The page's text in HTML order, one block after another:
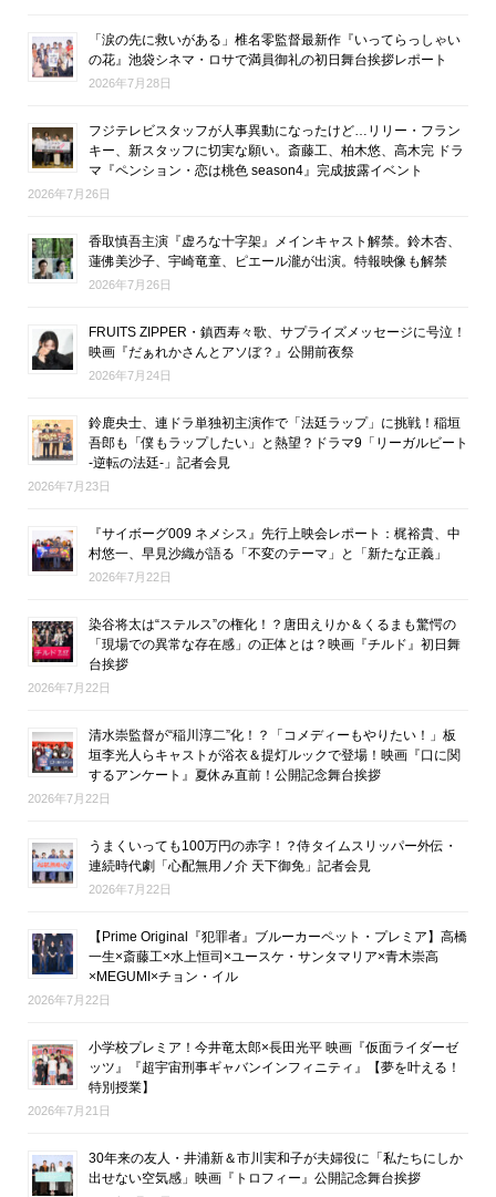
「涙の先に救いがある」椎名零監督最新作『いってらっしゃい
の花』池袋シネマ・ロサで満員御礼の初日舞台挨拶レポート
2026年7月28日
フジテレビスタッフが人事異動になったけど…リリー・フラン
キー、新スタッフに切実な願い。斎藤工、柏木悠、高木完 ドラ
マ『ペンション・恋は桃色 season4』完成披露イベント
2026年7月26日
香取慎吾主演『虚ろな十字架』メインキャスト解禁。鈴木杏、
蓮佛美沙子、宇崎竜童、ピエール瀧が出演。特報映像も解禁
2026年7月26日
FRUITS ZIPPER・鎮西寿々歌、サプライズメッセージに号泣！
映画『だぁれかさんとアソぼ？』公開前夜祭
2026年7月24日
鈴鹿央士、連ドラ単独初主演作で「法廷ラップ」に挑戦！稲垣
吾郎も「僕もラップしたい」と熱望？ドラマ9「リーガルビート
-逆転の法廷-」記者会見
2026年7月23日
『サイボーグ009 ネメシス』先行上映会レポート：梶裕貴、中
村悠一、早見沙織が語る「不変のテーマ」と「新たな正義」
2026年7月22日
染谷将太は“ステルス”の権化！？唐田えりか＆くるまも驚愕の
「現場での異常な存在感」の正体とは？映画『チルド』初日舞
台挨拶
2026年7月22日
清水崇監督が“稲川淳二”化！？「コメディーもやりたい！」板
垣李光人らキャストが浴衣＆提灯ルックで登場！映画『口に関
するアンケート』夏休み直前！公開記念舞台挨拶
2026年7月22日
うまくいっても100万円の赤字！？侍タイムスリッパー外伝・
連続時代劇「心配無用ノ介 天下御免」記者会見
2026年7月22日
【Prime Original『犯罪者』ブルーカーペット・プレミア】高橋
一生×斎藤工×水上恒司×ユースケ・サンタマリア×青木崇高
×MEGUMI×チョン・イル
2026年7月22日
小学校プレミア！今井竜太郎×長田光平 映画『仮面ライダーゼ
ッツ』『超宇宙刑事ギャバンインフィニティ』【夢を叶える！
特別授業】
2026年7月21日
30年来の友人・井浦新＆市川実和子が夫婦役に「私たちにしか
出せない空気感」映画『トロフィー』公開記念舞台挨拶